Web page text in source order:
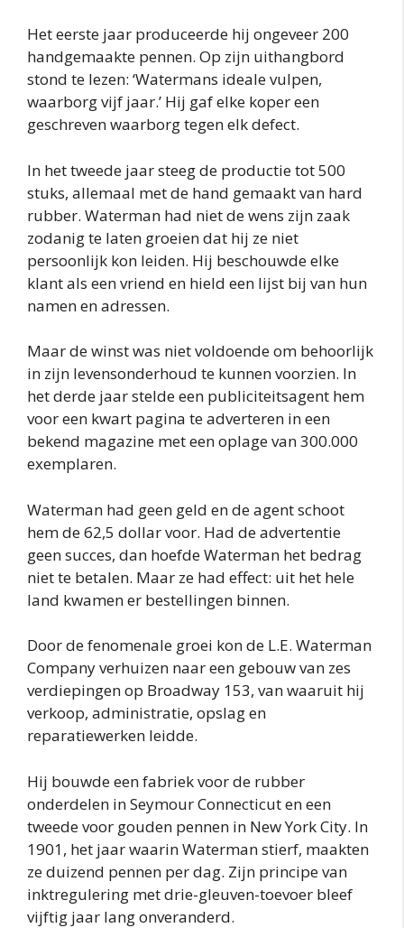
Het eerste jaar produceerde hij ongeveer 200
handgemaakte pennen. Op zijn uithangbord
stond te lezen: ‘Watermans ideale vulpen,
waarborg vijf jaar.’ Hij gaf elke koper een
geschreven waarborg tegen elk defect.
In het tweede jaar steeg de productie tot 500
stuks, allemaal met de hand gemaakt van hard
rubber. Waterman had niet de wens zijn zaak
zodanig te laten groeien dat hij ze niet
persoonlijk kon leiden. Hij beschouwde elke
klant als een vriend en hield een lijst bij van hun
namen en adressen.
Maar de winst was niet voldoende om behoorlijk
in zijn levensonderhoud te kunnen voorzien. In
het derde jaar stelde een publiciteitsagent hem
voor een kwart pagina te adverteren in een
bekend magazine met een oplage van 300.000
exemplaren.
Waterman had geen geld en de agent schoot
hem de 62,5 dollar voor. Had de advertentie
geen succes, dan hoefde Waterman het bedrag
niet te betalen. Maar ze had effect: uit het hele
land kwamen er bestellingen binnen.
Door de fenomenale groei kon de L.E. Waterman
Company verhuizen naar een gebouw van zes
verdiepingen op Broadway 153, van waaruit hij
verkoop, administratie, opslag en
reparatiewerken leidde.
Hij bouwde een fabriek voor de rubber
onderdelen in Seymour Connecticut en een
tweede voor gouden pennen in New York City. In
1901, het jaar waarin Waterman stierf, maakten
ze duizend pennen per dag. Zijn principe van
inktregulering met drie-gleuven-toevoer bleef
vijftig jaar lang onveranderd.